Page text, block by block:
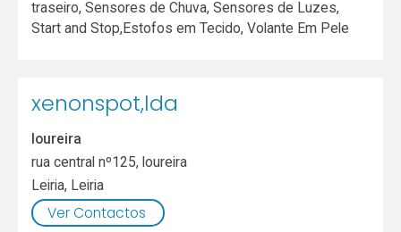
traseiro, Sensores de Chuva, Sensores de Luzes,
Start and Stop,Estofos em Tecido, Volante Em Pele
xenonspot,lda
loureira
rua central nº125, loureira
Leiria, Leiria
Ver Contactos